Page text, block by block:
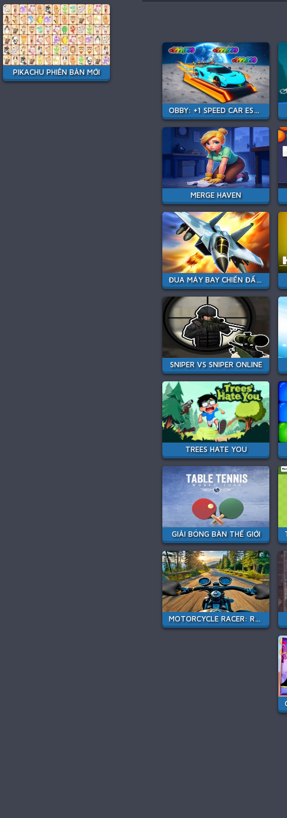
PIKACHU PHIÊN BẢN MỚI
OBBY: +1 SPEED CAR ESCAPE
MERGE HAVEN
ĐUA MÁY BAY CHIẾN ĐẤU PHẢN LỰC
SNIPER VS SNIPER ONLINE
TREES HATE YOU
GIẢI BÓNG BÀN THẾ GIỚI
MOTORCYCLE RACER: ROAD MAYHEM